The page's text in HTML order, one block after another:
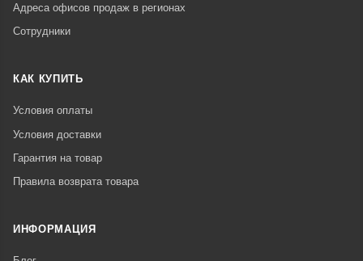
Адреса офисов продаж в регионах
Сотрудники
КАК КУПИТЬ
Условия оплаты
Условия доставки
Гарантия на товар
Правила возврата товара
ИНФОРМАЦИЯ